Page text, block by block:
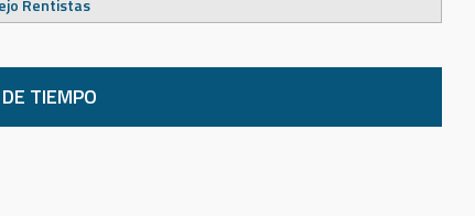
Rentistas
TIEMPO